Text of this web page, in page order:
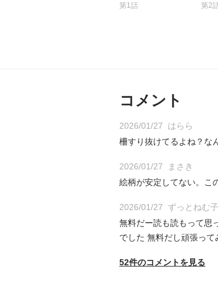
第1話 第2
コメント
2026/01/27
はらら
柵すり抜けてるよね？な
2026/01/27
まさき
絵柄が安定してない。こ
2026/01/27
ずっとねむ子
無料だー読も読もって思
でした 無料だし頑張って
52件のコメントを見る